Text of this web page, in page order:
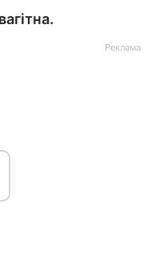
Реклама